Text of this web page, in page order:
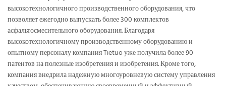
высокотехнологичного производственного оборудования, что
позволяет ежегодно выпускать более 300 комплектов
асфальтосмесительного оборудования. Благодаря
высокотехнологичному производственному оборудованию и
опытному персоналу компания Tietuo уже получила более 90
патентов на полезные изобретения и изобретения. Кроме того,
компания внедрила надежную многоуровневую систему управления